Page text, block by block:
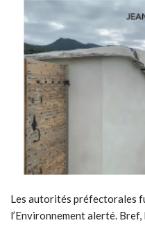
Les autorités préfectorales
l’Environnement alerté.